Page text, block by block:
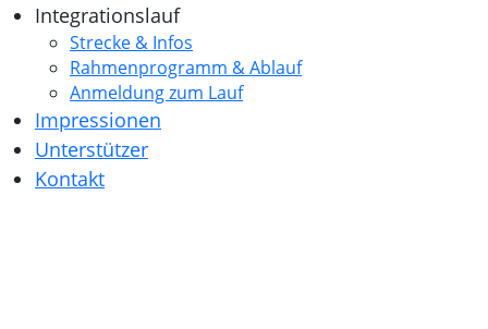
Integrationslauf
Strecke & Infos
Rahmenprogramm & Ablauf
Anmeldung zum Lauf
Impressionen
Unterstützer
Kontakt